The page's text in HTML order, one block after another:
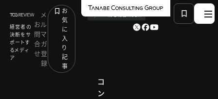
経営者の
決断をサ
ポートす
るメディ
ア
お
問
合
せ
メ
ル
マ
ガ
登
録
お
気
に
入
り
記
事
コ
ン